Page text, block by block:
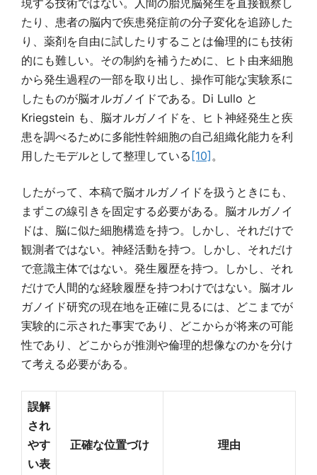
たり、患者の脳内で疾患発症前の分子変化を追跡した
り、薬剤を自由に試したりすることは倫理的にも技術
的にも難しい。その制約を補うために、ヒト由来細胞
から発生過程の一部を取り出し、操作可能な実験系に
したものが脳オルガノイドである。Di Lullo と
Kriegstein も、脳オルガノイドを、ヒト神経発生と疾
患を調べるために多能性幹細胞の自己組織化能力を利
用したモデルとして整理している[10] 。
したがって、本稿で脳オルガノイドを扱うときにも、
まずこの線引きを固定する必要がある。脳オルガノイ
ドは、脳に似た細胞構造を持つ。しかし、それだけで
観測者ではない。神経活動を持つ。しかし、それだけ
で意識主体ではない。発生履歴を持つ。しかし、それ
だけで人間的な経験履歴を持つわけではない。脳オル
ガノイド研究の現在地を正確に見るには、どこまでが
実験的に示された事実であり、どこからが将来の可能
性であり、どこからが推測や倫理的想像なのかを分け
て考える必要がある。
誤解
され
やす
い表
正確な位置づけ 理由